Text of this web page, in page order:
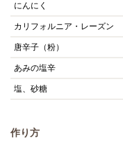
にんにく
カリフォルニア・レーズン
唐辛子（粉）
あみの塩辛
塩、砂糖
作り方